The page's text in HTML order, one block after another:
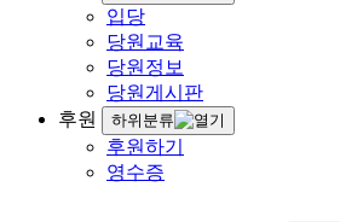
입당
당원교육
당원정보
당원게시판
후원
하위분류
후원하기
영수증